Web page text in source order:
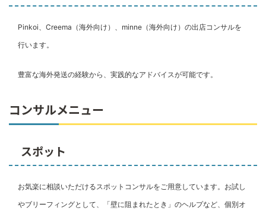
Pinkoi、Creema（海外向け）、minne（海外向け）の出店コンサルを
行います。
豊富な海外発送の経験から、実践的なアドバイスが可能です。
コンサルメニュー
スポット
お気楽に相談いただけるスポットコンサルをご用意しています。お試し
やブリーフィングとして、「壁に阻まれたとき」のヘルプなど、個別オ